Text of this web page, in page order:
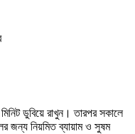
ডুবিয়ে রাখুন। তারপর সকালে
জন্য নিয়মিত ব্যায়াম ও সুষম